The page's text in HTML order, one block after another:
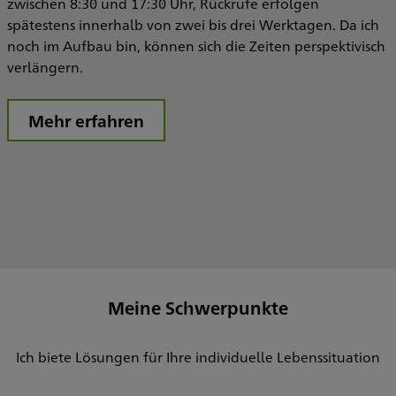
spätestens innerhalb von zwei bis drei Werktagen. Da ich
noch im Aufbau bin, können sich die Zeiten perspektivisch
verlängern.
Mehr erfahren
Meine Schwerpunkte
Ich biete Lösungen für Ihre individuelle Lebenssituation